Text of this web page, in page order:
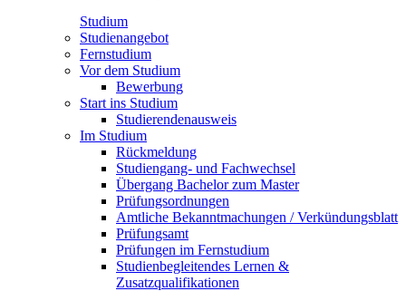
Studium
Studienangebot
Fernstudium
Vor dem Studium
Bewerbung
Start ins Studium
Studierendenausweis
Im Studium
Rückmeldung
Studiengang- und Fachwechsel
Übergang Bachelor zum Master
Prüfungsordnungen
Amtliche Bekanntmachungen / Verkündungsblatt
Prüfungsamt
Prüfungen im Fernstudium
Studienbegleitendes Lernen &
Zusatzqualifikationen